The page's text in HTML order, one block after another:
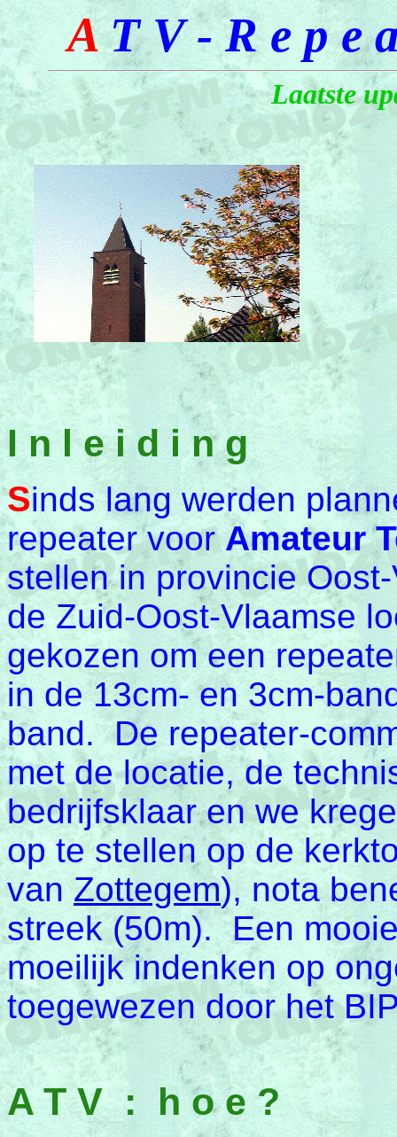
AT V - R e p e
Laatste
I n l e i d i n g
Sinds lang werden
repeater voorAmateur
stellen in provincie
de Zuid-Oost-Vlaamse
gekozen om een
in de 13cm- en 3cm-
band. De repeater-
met de locatie, de
bedrijfsklaar en we
op te stellen op de
van Zottegem), nota
streek (50m). Een
moeilijk indenken op
toegewezen door het
A T V : h o e ?